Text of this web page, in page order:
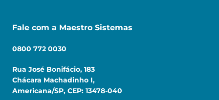
Fale com a Maestro Sistemas
0800 772 0030
Rua José Bonifácio, 183
Chácara Machadinho I,
Americana/SP, CEP: 13478-040